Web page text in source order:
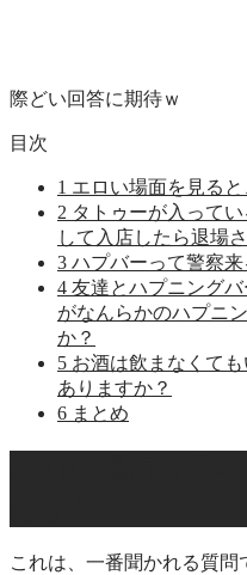
際どい回答に期待ｗ
目次
1 エロい場面を見る
2 タトゥーが入って
して入店したら退場
3 ハプバーって警察来
4 友達とハプニング
がなんらかのハプニ
か？
5 お酒は飲まなくて
ありますか？
6 まとめ
これは、一番聞かれる質問